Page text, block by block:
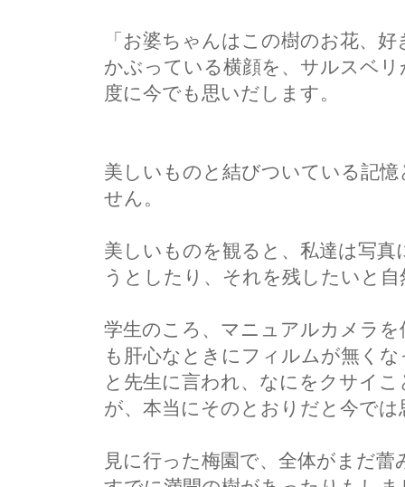
「お婆ちゃんはこの樹のお花、
かぶっている横顔を、サルスベ
度に今でも思いだします。
美しいものと結びついている記
せん。
美しいものを観ると、私達は写
うとしたり、それを残したいと
学生のころ、マニュアルカメラ
も肝心なときにフィルムが無く
と先生に言われ、なにをクサイ
が、本当にそのとおりだと今では
見に行った梅園で、全体がまだ